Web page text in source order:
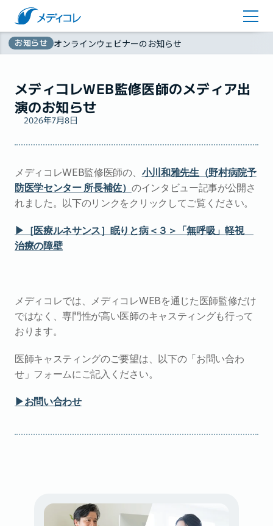
お知らせ オンラインウェビナーのお知らせ
お問い合わせ
料 資料ダウンロード
メディコレWEB監修医師のメディア出
演のお知らせ
2026年7月8日
メディコレWEB監修医師の、 小川和雅先生（野村病院予
防医学センター 所長補佐） のインタビュー記事が公開さ
れました。以下のリンクをクリックしてご覧ください。
▶︎［医療ルネサンス］眠りと病＜３＞「無呼吸」軽視
治療の障壁
メディコレでは、メディコレWEBを通じた医師監修だけ
ではなく、専門性が高い医師のキャスティングも行って
おります。
医師キャスティングのご要望は、以下の「お問い合わ
せ」フォームにご記入ください。
▶︎お問い合わせ